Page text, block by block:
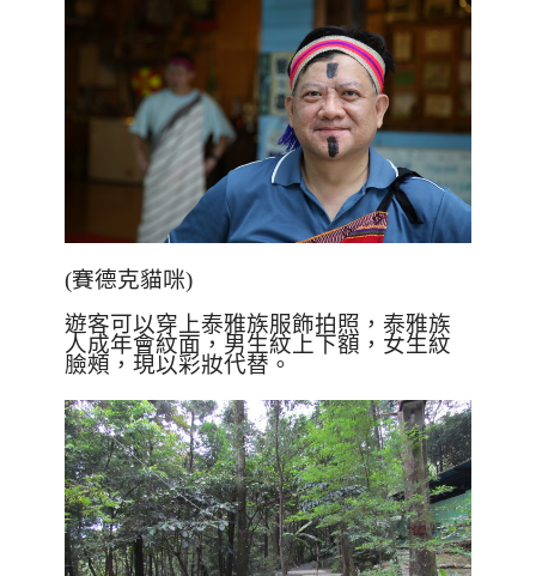
(賽德克貓咪)
遊客可以穿上泰雅族服飾拍照，泰雅族
人成年會紋面，男生紋上下額，女生紋
臉頰，現以彩妝代替。